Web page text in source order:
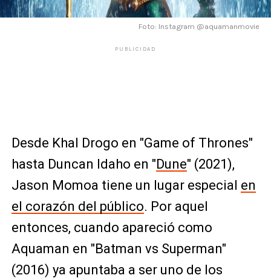
Foto: Instagram @aquamanmovie
PUBLICIDAD
Desde Khal Drogo en "Game of Thrones"
hasta Duncan Idaho en "Dune" (2021),
Jason Momoa tiene un lugar especial en
el corazón del público. Por aquel
entonces, cuando apareció como
Aquaman en "Batman vs Superman"
(2016) ya apuntaba a ser uno de los